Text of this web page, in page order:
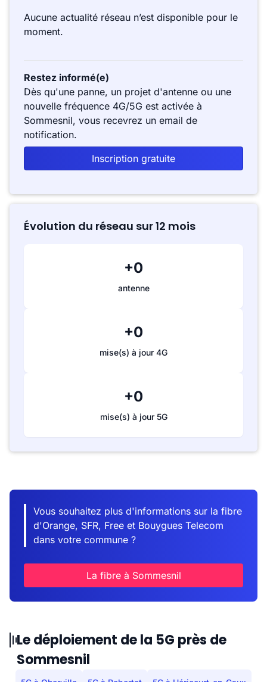
Aucune actualité réseau n’est disponible pour le
moment.
Restez informé(e)
Dès qu'une panne, un projet d'antenne ou une
nouvelle fréquence 4G/5G est activée à
Sommesnil, vous recevrez un email de
notification.
Inscription gratuite
Évolution du réseau sur 12 mois
+0
antenne
+0
mise(s) à jour 4G
+0
mise(s) à jour 5G
Vous souhaitez plus d'informations sur la fibre
d'Orange, SFR, Free et Bouygues Telecom
dans votre commune ?
La fibre à Sommesnil
Le déploiement de la 5G près de
Sommesnil